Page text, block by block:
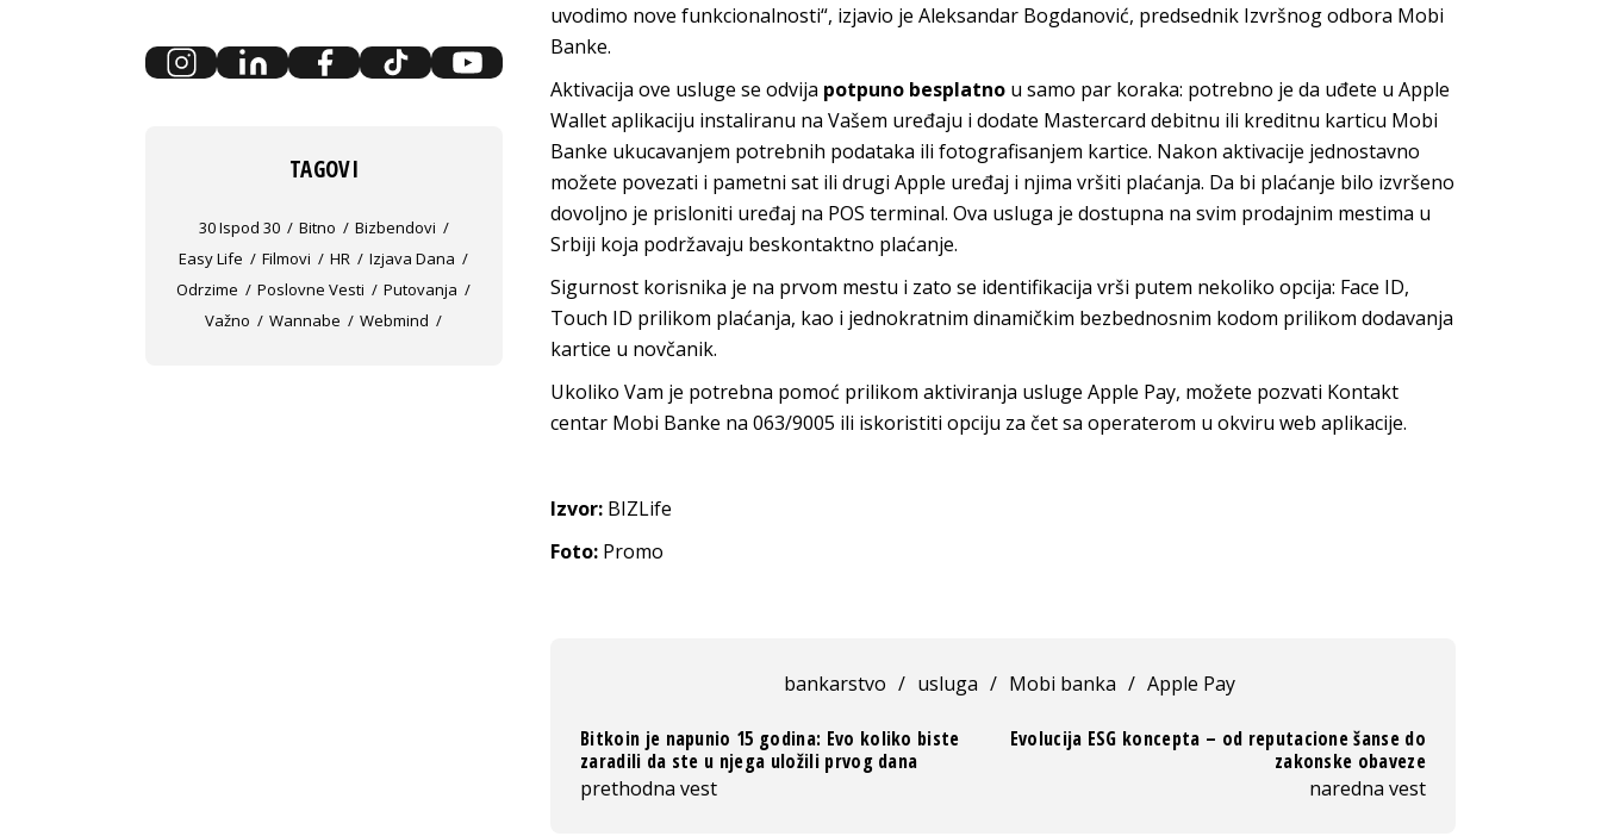
uvodimo nove funkcionalnosti“, izjavio je Aleksandar Bogdanović, predsednik Izvršnog odbora Mobi
Banke.
Aktivacija ove usluge se odvija potpuno besplatno u samo par koraka: potrebno je da uđete u Apple
Wallet aplikaciju instaliranu na Vašem uređaju i dodate Mastercard debitnu ili kreditnu karticu Mobi
Banke ukucavanjem potrebnih podataka ili fotografisanjem kartice. Nakon aktivacije jednostavno
možete povezati i pametni sat ili drugi Apple uređaj i njima vršiti plaćanja. Da bi plaćanje bilo izvršeno
dovoljno je prisloniti uređaj na POS terminal. Ova usluga je dostupna na svim prodajnim mestima u
Srbiji koja podržavaju beskontaktno plaćanje.
Sigurnost korisnika je na prvom mestu i zato se identifikacija vrši putem nekoliko opcija: Face ID,
Touch ID prilikom plaćanja, kao i jednokratnim dinamičkim bezbednosnim kodom prilikom dodavanja
kartice u novčanik.
Ukoliko Vam je potrebna pomoć prilikom aktiviranja usluge Apple Pay, možete pozvati Kontakt
centar Mobi Banke na 063/9005 ili iskoristiti opciju za čet sa operaterom u okviru web aplikacije.
Izvor: BIZLife
Foto: Promo
bankarstvo / usluga / Mobi banka / Apple Pay
Bitkoin je napunio 15 godina: Evo koliko biste
zaradili da ste u njega uložili prvog dana
prethodna vest
Evolucija ESG koncepta – od reputacione šanse do
zakonske obaveze
naredna vest
TAGOVI
30 Ispod 30 Bitno
Bizbendovi
Easy Life
Filmovi HR
Izjava Dana
Odrzime
Poslovne Vesti
Putovanja
Važno
Wannabe Webmind